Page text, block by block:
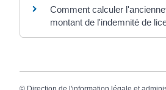
Comment calculer
montant de l'indemnité de